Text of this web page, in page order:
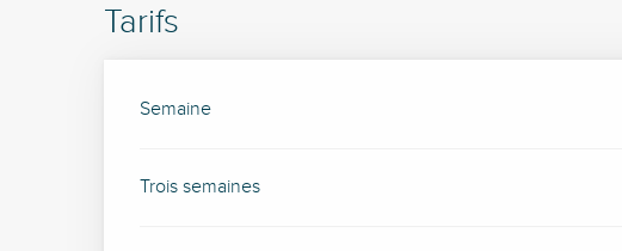
Tarifs
Tarifs 2026
Semaine
Trois semaines